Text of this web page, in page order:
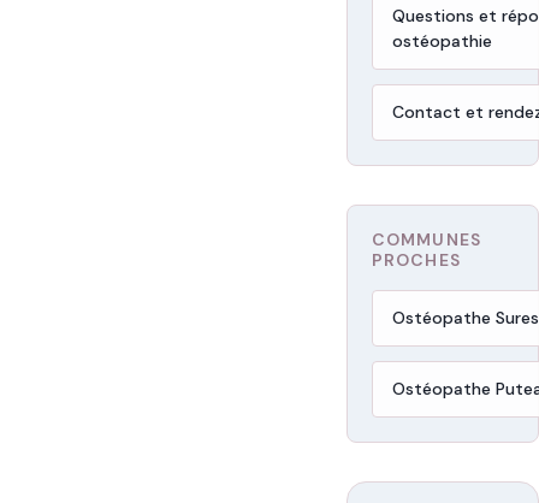
Questions et
ostéopathie
Contact et
COMMUNES
PROCHES
Ostéopathe
Ostéopathe